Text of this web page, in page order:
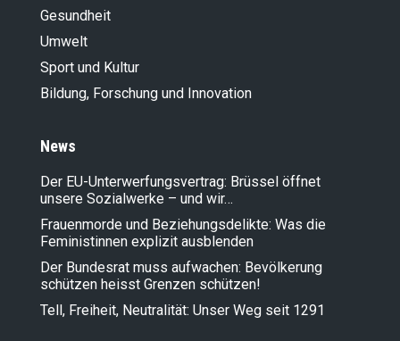
Gesundheit
Umwelt
Sport und Kultur
Bildung, Forschung und Innovation
News
Der EU-Unterwerfungsvertrag: Brüssel öffnet
unsere Sozialwerke – und wir…
Frauenmorde und Beziehungsdelikte: Was die
Feministinnen explizit ausblenden
Der Bundesrat muss aufwachen: Bevölkerung
schützen heisst Grenzen schützen!
Tell, Freiheit, Neutralität: Unser Weg seit 1291